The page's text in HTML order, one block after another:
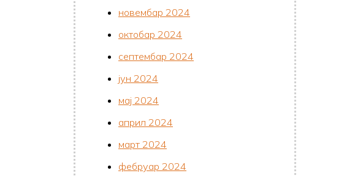
новембар 2024
октобар 2024
септембар 2024
јун 2024
мај 2024
април 2024
март 2024
фебруар 2024